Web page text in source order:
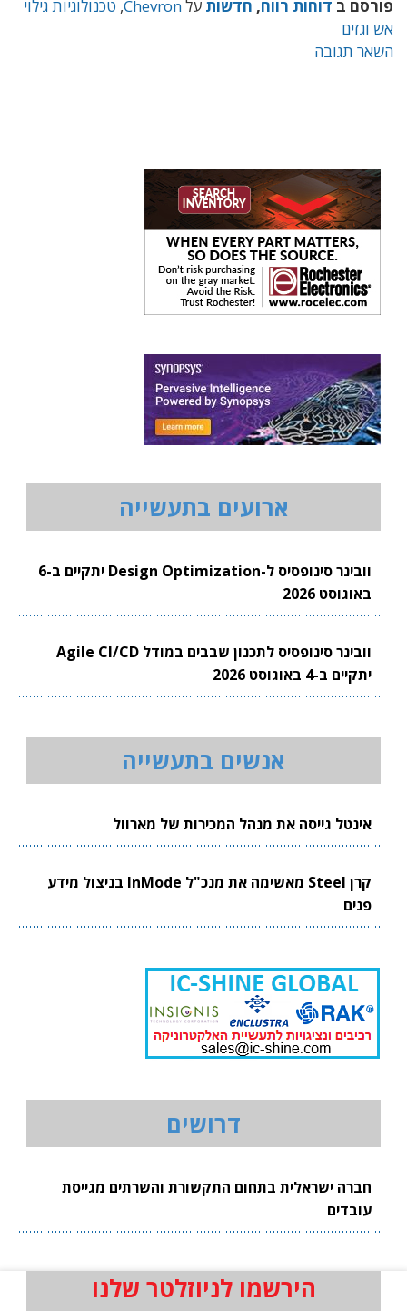
פורסם ב דוחות רווח, חדשות עלChevron
, טכנולוגיות גילוי
אש וגזים
השאר תגובה
ארועים בתעשייה
וובינר סינופסיס ל-Design Optimization יתקיים ב-6
באוגוסט 2026
וובינר סינופסיס לתכנון שבבים במודל Agile CI/CD
יתקיים ב-4 באוגוסט 2026
אנשים בתעשייה
אינטל גייסה את מנהל המכירות של מארוול
קרן Steel מאשימה את מנכ"ל InMode בניצול מידע
פנים
דרושים
חברה ישראלית בתחום התקשורת והשרתים מגייסת
עובדים
הירשמו לניוזלטר שלנו